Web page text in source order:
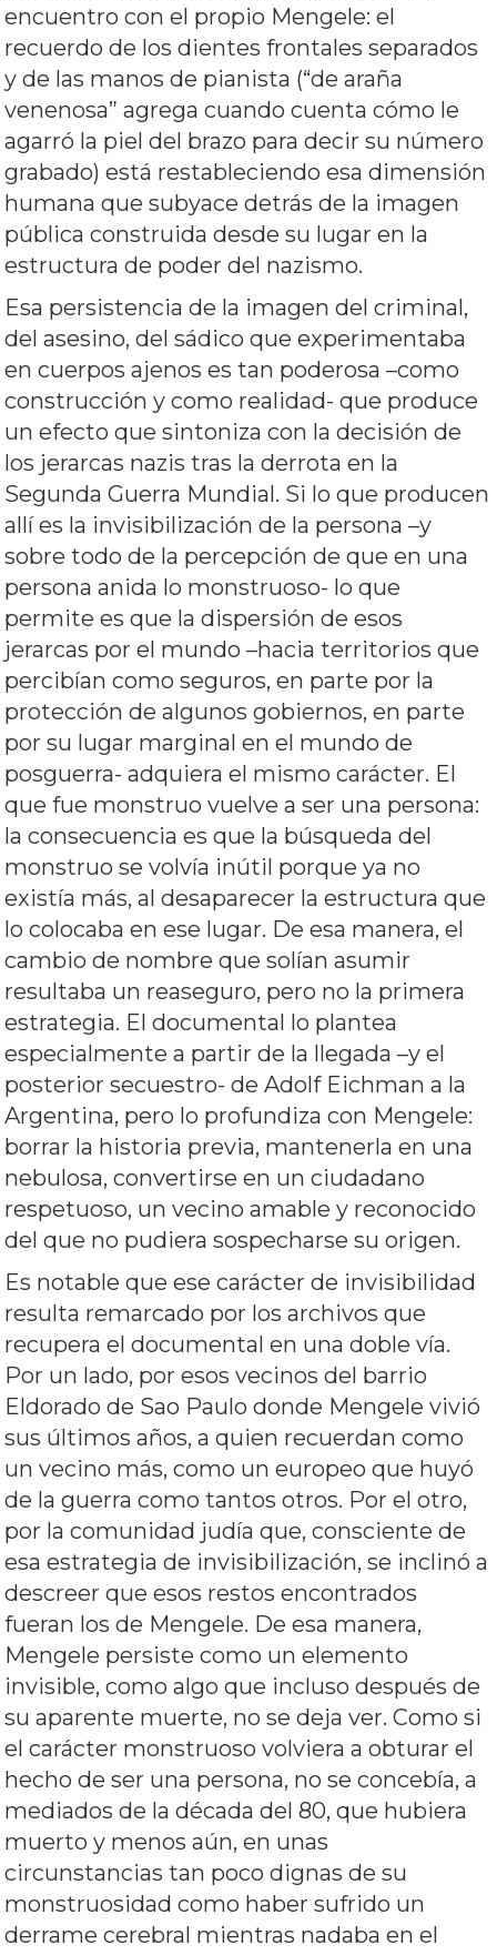
encuentro con el propio Mengele: el
recuerdo de los dientes frontales separados
y de las manos de pianista (“de araña
venenosa” agrega cuando cuenta cómo le
agarró la piel del brazo para decir su número
grabado) está restableciendo esa dimensión
humana que subyace detrás de la imagen
pública construida desde su lugar en la
estructura de poder del nazismo.
Esa persistencia de la imagen del criminal,
del asesino, del sádico que experimentaba
en cuerpos ajenos es tan poderosa –como
construcción y como realidad- que produce
un efecto que sintoniza con la decisión de
los jerarcas nazis tras la derrota en la
Segunda Guerra Mundial. Si lo que producen
allí es la invisibilización de la persona –y
sobre todo de la percepción de que en una
persona anida lo monstruoso- lo que
permite es que la dispersión de esos
jerarcas por el mundo –hacia territorios que
percibían como seguros, en parte por la
protección de algunos gobiernos, en parte
por su lugar marginal en el mundo de
posguerra- adquiera el mismo carácter. El
que fue monstruo vuelve a ser una persona:
la consecuencia es que la búsqueda del
monstruo se volvía inútil porque ya no
existía más, al desaparecer la estructura que
lo colocaba en ese lugar. De esa manera, el
cambio de nombre que solían asumir
resultaba un reaseguro, pero no la primera
estrategia. El documental lo plantea
especialmente a partir de la llegada –y el
posterior secuestro- de Adolf Eichman a la
Argentina, pero lo profundiza con Mengele:
borrar la historia previa, mantenerla en una
nebulosa, convertirse en un ciudadano
respetuoso, un vecino amable y reconocido
del que no pudiera sospecharse su origen.
Es notable que ese carácter de invisibilidad
resulta remarcado por los archivos que
recupera el documental en una doble vía.
Por un lado, por esos vecinos del barrio
Eldorado de Sao Paulo donde Mengele vivió
sus últimos años, a quien recuerdan como
un vecino más, como un europeo que huyó
de la guerra como tantos otros. Por el otro,
por la comunidad judía que, consciente de
esa estrategia de invisibilización, se inclinó a
descreer que esos restos encontrados
fueran los de Mengele. De esa manera,
Mengele persiste como un elemento
invisible, como algo que incluso después de
su aparente muerte, no se deja ver. Como si
el carácter monstruoso volviera a obturar el
hecho de ser una persona, no se concebía, a
mediados de la década del 80, que hubiera
muerto y menos aún, en unas
circunstancias tan poco dignas de su
monstruosidad como haber sufrido un
derrame cerebral mientras nadaba en el